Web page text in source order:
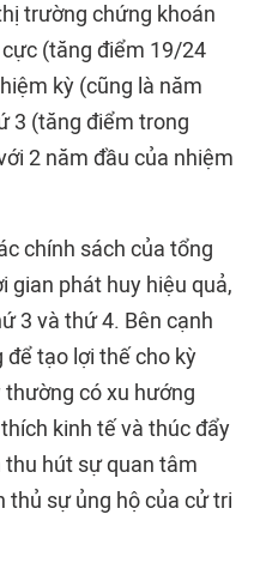
trường chứng khoán
(tăng điểm 19/24
kỳ (cũng là năm
3 (tăng điểm trong
2 năm đầu của nhiệm
chính sách của tổng
gian phát huy hiệu quả,
3 và thứ 4. Bên cạnh
tạo lợi thế cho kỳ
có xu hướng
kinh tế và thúc đẩy
hút sự quan tâm
thủ sự ủng hộ của cử tri